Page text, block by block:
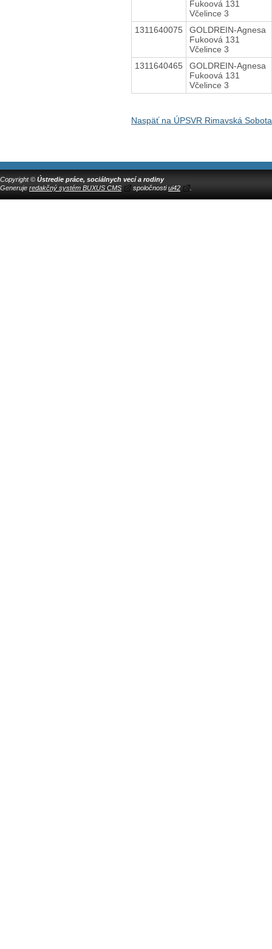
Fukoová 131
Včelince 3
1311640075
GOLDREIN-Agnesa
Fukoová 131
Včelince 3
1311640465
GOLDREIN-Agnesa
Fukoová 131
Včelince 3
Naspäť na ÚPSVR Rimavská Sobota
Copyright © Ústredie práce, sociálnych vecí a rodiny
Generuje redakčný systém BUXUS CMS spoločnostiui42